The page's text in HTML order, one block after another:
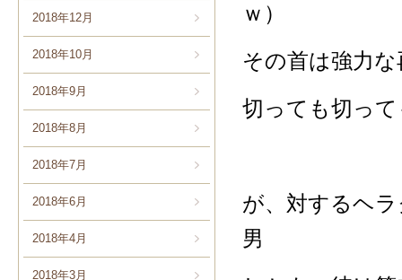
2018年12月
2018年10月
2018年9月
2018年8月
2018年7月
2018年6月
2018年4月
2018年3月
ｗ）
その首は強力
切っても切っ
が、対するヘ
男